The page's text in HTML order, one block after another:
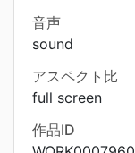
音声
sound
アスペクト比
full screen
作品ID